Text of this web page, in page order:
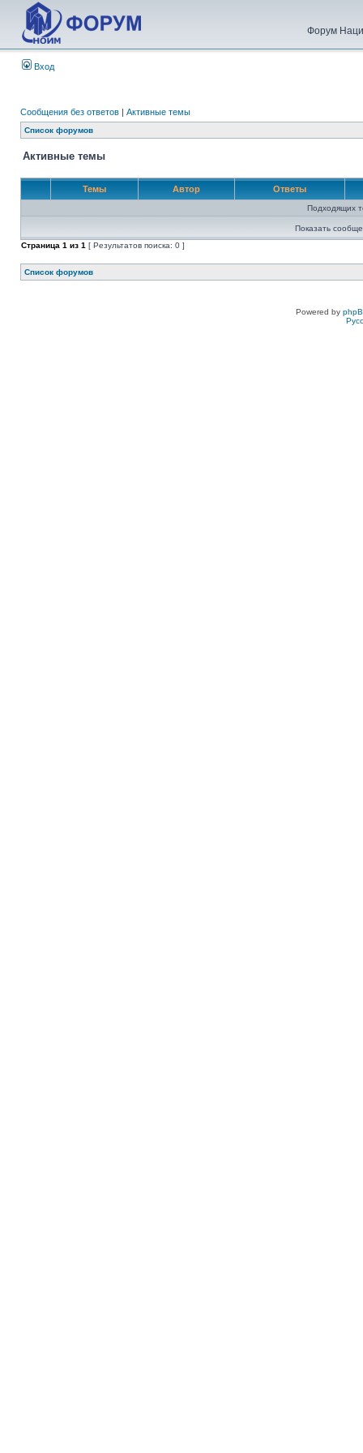
Форум
Вход
Сообщения без ответов | Активные темы
Список форумов
Активные темы
Темы Автор Ответы
Подходящих
Показать
Страница 1 из 1 [ Результатов поиска: 0 ]
Список форумов
Powered by